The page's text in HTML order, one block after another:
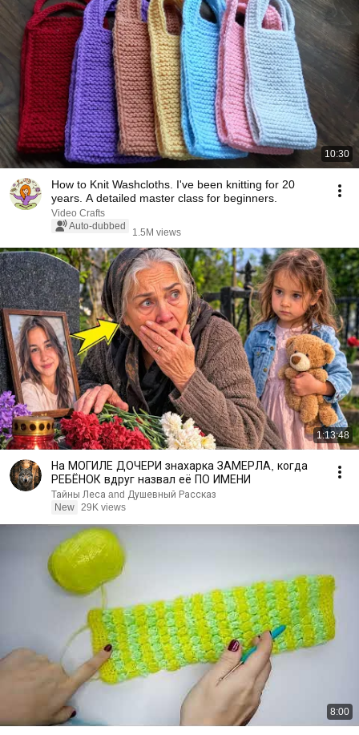
10:30
How to Knit Washcloths. I've been knitting for 20
years. A detailed master class for beginners.
Video Crafts
Auto-dubbed
1.5M views
1:13:48
На МОГИЛЕ ДОЧЕРИ знахарка ЗАМЕРЛА, когда
РЕБЁНОК вдруг назвал её ПО ИМЕНИ
Тайны Леса and Душевный Рассказ
New 29K views
8:00